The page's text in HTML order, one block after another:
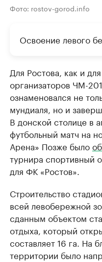
Фото: rostov-gorod.info
Освоение левого
Для Ростова, как и
организаторов ЧМ-
ознаменовался не
мундиаля, но и
В донской столице в
футбольный матч на
Арена» Позже было
турнира спортивный
для ФК «Ростов».
Строительство
всей левобережной
сданным объектом
отдыха, который
составляет 16 га. На
территории было